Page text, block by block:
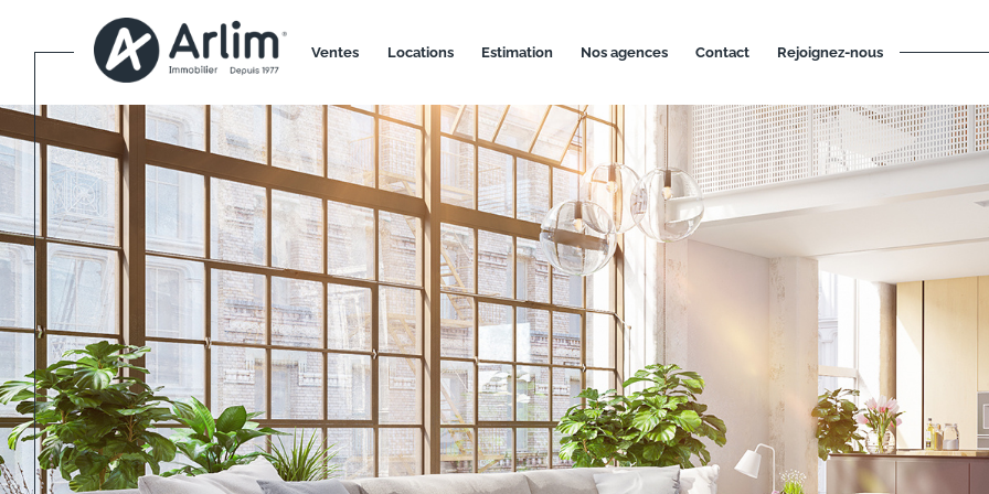
ventes locations estimation nos agences contact rejoignez-nous